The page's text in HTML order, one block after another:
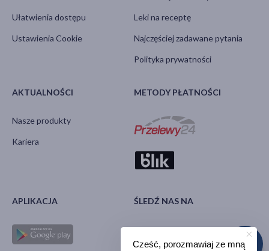
Ułatwienia dostępu
Ustawienia Cookie
Leki na receptę
Najczęściej zadawane pytania
Polityka prywatności
AKTUALNOŚCI
Nasze produkty
Kariera
METODY PŁATNOŚCI
APLIKACJA ŚLEDŹ NAS NA
Cześć, porozmawiaj ze mną